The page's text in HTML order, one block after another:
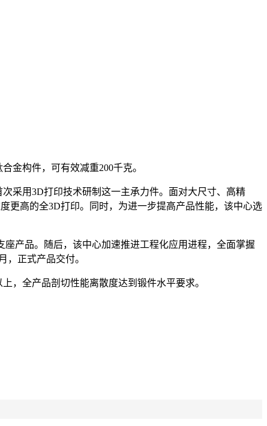
金构件，可有效减重200千克。
采用3D打印技术研制这一主承力件。面对大尺寸、高精
更高的全3D打印。同时，为进一步提高产品性能，该中心选
产品。随后，该中心加速推进工程化应用进程，全面掌握
，正式产品交付。
，全产品剖切性能离散度达到锻件水平要求。